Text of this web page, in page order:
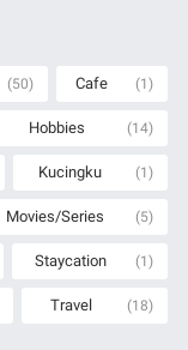
(50) Cafe (1)
Hobbies (14)
Kucingku (1)
Movies/Series (5)
Staycation (1)
Travel (18)